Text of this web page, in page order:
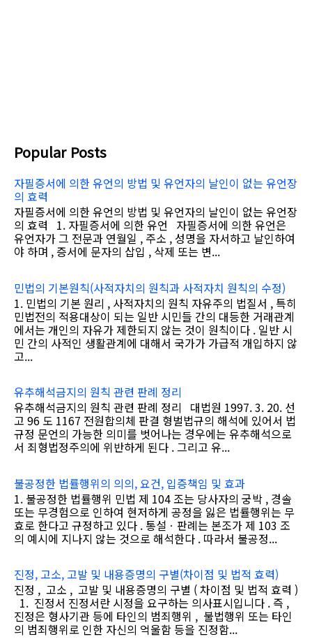
Popular Posts
자필증서에 의한 유언의 방법 및 유언자의 날인이 없는 유언장
의 효력
자필증서에 의한 유언의 방법 및 유언자의 날인이 없는 유언장
의 효력 1. 자필증서에 의한 유언 자필증서에 의한 유언은
유언자가 그 전문과 연월일 , 주소 , 성명을 자서하고 날인하여
야 하며 , 증서에 문자의 삽입 , 삭제 또는 변...
민법의 기본원칙(사적자치의 원칙과 사적자치 원칙의 수정)
1. 민법의 기본 원리 , 사적자치의 원칙 자유주의 법질서 , 특히
민법전의 적용대상이 되는 일반 시민들 간의 대등한 거래관계
에서는 개인의 자유가 제한되지 않는 것이 원칙이다 . 일반 시
민 간의 사적인 생활관계에 대해서 국가가 가급적 개입하지 않
고...
유추해석금지의 원칙 관련 판례 정리
유추해석금지의 원칙 관련 판례 정리 대법원 1997. 3. 20. 선
고 96 도 1167 전원합의체 판결 형벌법규의 해석에 있어서 법
규정 문언의 가능한 의미를 벗어나는 경우에는 유추해석으로
서 죄형법정주의에 위반하게 된다 . 그리고 유...
불공정한 법률행위의 의의, 요건, 입증책임 및 효과
1. 불공정한 법률행위 민법 제 104 조는 당사자의 궁박 , 경솔
또는 무경험으로 인하여 현저하게 공정을 잃은 법률행위는 무
효로 한다고 규정하고 있다 . 통설ㆍ판례는 본조가 제 103 조
의 예시에 지나지 않는 것으로 해석한다 . 따라서 불공정...
진정, 고소, 고발 및 내용증명의 구별(차이점 및 법적 효력)
진정 , 고소 , 고발 및 내용증명의 구별 ( 차이점 및 법적 효력 )
1. 진정서 진정서란 시정을 요구하는 의사표시입니다 . 즉 ,
진정은 형사기관 등에 타인의 범죄행위 , 불법행위 또는 타인
의 범죄행위로 인한 자신의 억울함 등을 진정함...